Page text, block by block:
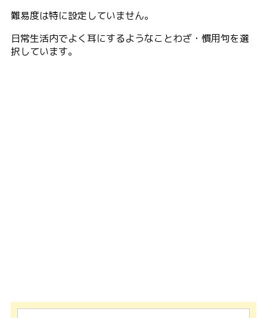
難易度は特に設定していません。
日常生活内でよく耳にするようなことわざ・慣用句を選
択しています。